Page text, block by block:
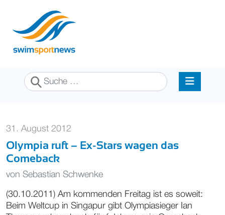
Suchen
31. August 2012
Olympia ruft – Ex-Stars wagen das
Comeback
von Sebastian Schwenke
(30.10.2011) Am kommenden Freitag ist es soweit:
Beim Weltcup in Singapur gibt Olympiasieger Ian